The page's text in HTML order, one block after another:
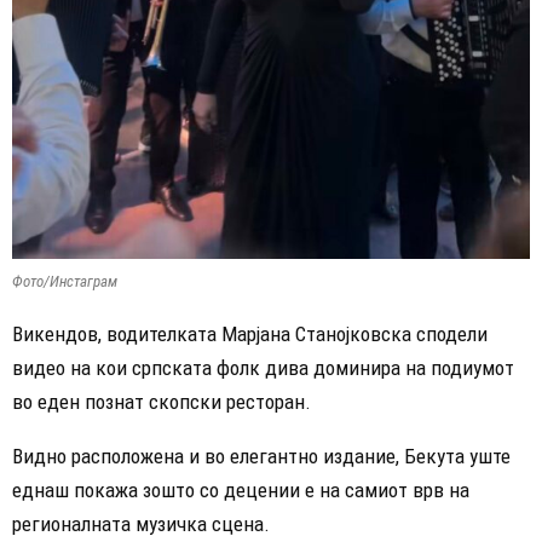
Фото/Инстаграм
​Викендов, водителката Марјана Станојковска сподели
видео на кои српската фолк дива доминира на подиумот
во еден познат скопски ресторан.
Видно расположена и во елегантно издание, Бекута уште
еднаш покажа зошто со децении е на самиот врв на
регионалната музичка сцена.